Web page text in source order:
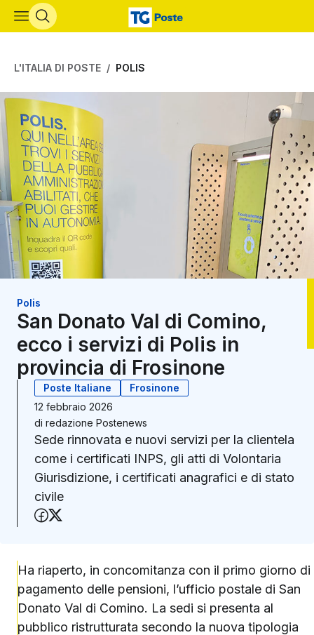
Vai al contenuto principale
L'ITALIA DI POSTE POLIS
Polis
San Donato Val di Comino,
ecco i servizi di Polis in
provincia di Frosinone
Poste Italiane
Frosinone
12 febbraio 2026
di redazione Postenews
Sede rinnovata e nuovi servizi per la clientela
come i certificati INPS, gli atti di Volontaria
Giurisdizione, i certificati anagrafici e di stato
civile
Condividi su Facebook
Ha riaperto, in concomitanza con il primo giorno di
pagamento delle pensioni, l’ufficio postale di San
Donato Val di Comino. La sedi si presenta al
pubblico ristrutturata secondo la nuova tipologia